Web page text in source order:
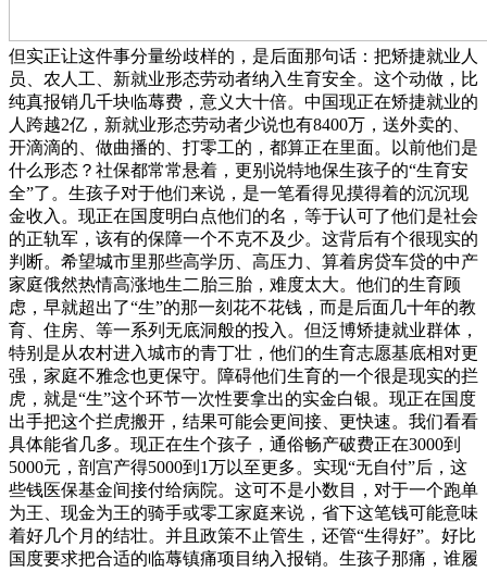
但实正让这件事分量纷歧样的，是后面那句话：把矫捷就业人
员、农人工、新就业形态劳动者纳入生育安全。这个动做，比
纯真报销几千块临蓐费，意义大十倍。中国现正在矫捷就业的
人跨越2亿，新就业形态劳动者少说也有8400万，送外卖的、
开滴滴的、做曲播的、打零工的，都算正在里面。以前他们是
什么形态？社保都常常悬着，更别说特地保生孩子的“生育安
全”了。生孩子对于他们来说，是一笔看得见摸得着的沉沉现
金收入。现正在国度明白点他们的名，等于认可了他们是社会
的正轨军，该有的保障一个不克不及少。这背后有个很现实的
判断。希望城市里那些高学历、高压力、算着房贷车贷的中产
家庭俄然热情高涨地生二胎三胎，难度太大。他们的生育顾
虑，早就超出了“生”的那一刻花不花钱，而是后面几十年的教
育、住房、等一系列无底洞般的投入。但泛博矫捷就业群体，
特别是从农村进入城市的青丁壮，他们的生育志愿基底相对更
强，家庭不雅念也更保守。障碍他们生育的一个很是现实的拦
虎，就是“生”这个环节一次性要拿出的实金白银。现正在国度
出手把这个拦虎搬开，结果可能会更间接、更快速。我们看看
具体能省几多。现正在生个孩子，通俗畅产破费正在3000到
5000元，剖宫产得5000到1万以至更多。实现“无自付”后，这
些钱医保基金间接付给病院。这可不是小数目，对于一个跑单
为王、现金为王的骑手或零工家庭来说，省下这笔钱可能意味
着好几个月的结壮。并且政策不止管生，还管“生得好”。好比
国度要求把合适的临蓐镇痛项目纳入报销。生孩子那痛，谁履